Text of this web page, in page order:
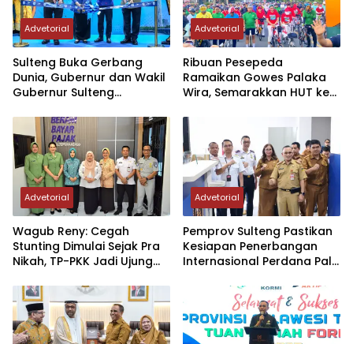
Advetorial
Sulteng Buka Gerbang
Dunia, Gubernur dan Wakil
Gubernur Sulteng
Perdana Internasional
Palu-Guangzhou
Advetorial
Ribuan Pesepeda
Ramaikan Gowes Palaka
Wira, Semarakkan HUT ke-1
Advetorial
Wagub Reny: Cegah
Stunting Dimulai Sejak Pra
Nikah, TP-PKK Jadi Ujung
Advetorial
Pemprov Sulteng Pastikan
Kesiapan Penerbangan
Internasional Perdana Palu